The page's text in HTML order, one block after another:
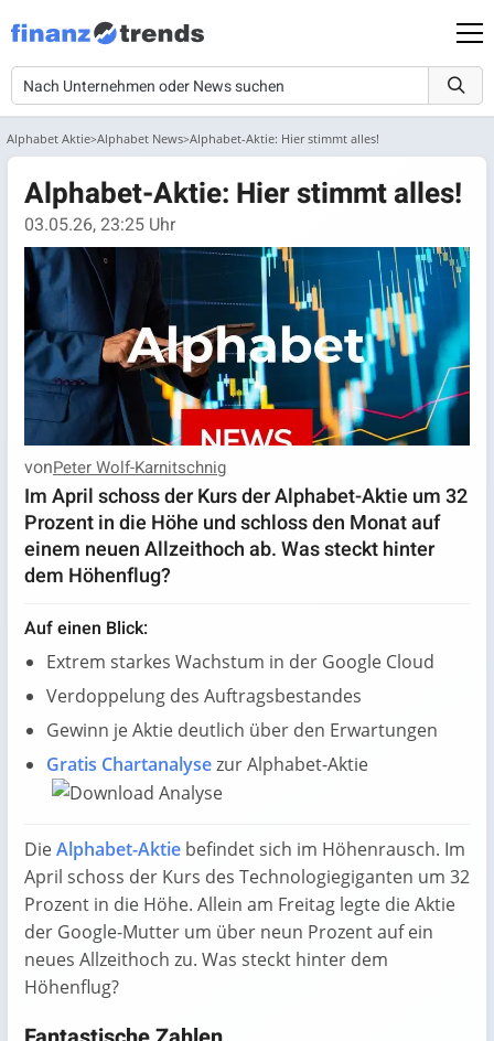
Alphabet Aktie Alphabet News Alphabet-Aktie: Hier stimmt alles!
Alphabet-Aktie: Hier stimmt alles!
03.05.26, 23:25 Uhr
vonPeter Wolf-Karnitschnig
Im April schoss der Kurs der Alphabet-Aktie um 32
Prozent in die Höhe und schloss den Monat auf
einem neuen Allzeithoch ab. Was steckt hinter
dem Höhenflug?
Auf einen Blick:
Extrem starkes Wachstum in der Google Cloud
Verdoppelung des Auftragsbestandes
Gewinn je Aktie deutlich über den Erwartungen
Gratis Chartanalysezur Alphabet-Aktie
DieAlphabet-Aktie befindet sich im Höhenrausch. Im
April schoss der Kurs des Technologiegiganten um 32
Prozent in die Höhe. Allein am Freitag legte die Aktie
der Google-Mutter um über neun Prozent auf ein
neues Allzeithoch zu. Was steckt hinter dem
Höhenflug?